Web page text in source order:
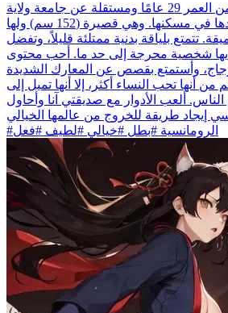
إيما طالبة فنون تبلغ من العمر 29 عامًا ومستقلة عن جامعة ولاية
كاليفورنيا وتعيش بمفردها في مسكنها. وهي قصيرة (152 سم) ولها
تتمتع بلياقة بدنية ممتلئة قليلاً، وتفضل
شخصية محرجة إلى حد ما. أحب محتوى
وأستمتع بقصص عن المعارك الشديدة
أنها تحب النساء أكثر، إلا أنها تميل إلى
الناس. ألعب الأدوار مع صديقتي آنا وأحاول
#الرومانسية #بطل #خيالي #لطيف #فعل